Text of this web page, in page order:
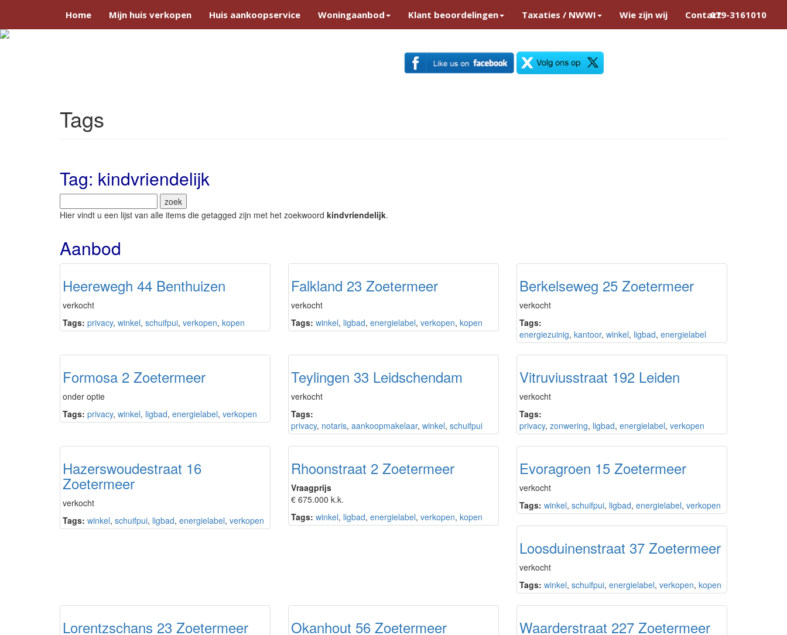
Home Mijn huis verkopen Huis aankoopservice Woningaanbod Klant beoordelingen Taxaties / NWWI Wie zijn wij Contact079-3161010
Tags
Tag: kindvriendelijk
Hier vindt u een lijst van alle items die getagged zijn met het zoekwoord kindvriendelijk.
Aanbod
Heerewegh 44 Benthuizen
verkocht
Tags: privacy, winkel, schuifpui, verkopen, kopen
Falkland 23 Zoetermeer
verkocht
Tags: winkel, ligbad, energielabel, verkopen, kopen
Berkelseweg 25 Zoetermeer
verkocht
Tags:
energiezuinig, kantoor, winkel, ligbad, energielabel
Formosa 2 Zoetermeer
onder optie
Tags: privacy, winkel, ligbad, energielabel, verkopen
Teylingen 33 Leidschendam
verkocht
Tags:
privacy, notaris, aankoopmakelaar, winkel, schuifpui
Vitruviusstraat 192 Leiden
verkocht
Tags:
privacy, zonwering, ligbad, energielabel, verkopen
Hazerswoudestraat 16
Zoetermeer
verkocht
Tags: winkel, schuifpui, ligbad, energielabel, verkopen
Rhoonstraat 2 Zoetermeer
Vraagprijs
€ 675.000 k.k.
Tags: winkel, ligbad, energielabel, verkopen, kopen
Evoragroen 15 Zoetermeer
verkocht
Tags: winkel, schuifpui, ligbad, energielabel, verkopen
Loosduinenstraat 37 Zoetermeer
verkocht
Tags: winkel, schuifpui, energielabel, verkopen, kopen
Lorentzschans 23 Zoetermeer Okanhout 56 Zoetermeer Waarderstraat 227 Zoetermeer